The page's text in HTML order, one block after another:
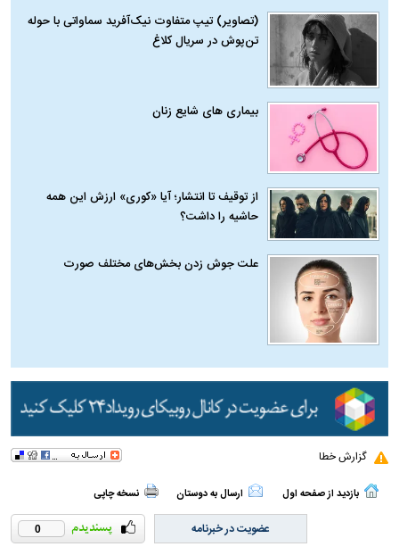
(تصاویر) تیپ متفاوت نیک‌آفرید سماواتی با حوله
تن‌پوش در سریال کلاغ
بیماری‌ های شایع زنان
از توقیف تا انتشار؛ آیا «کوری» ارزش این همه
حاشیه را داشت؟
علت جوش زدن بخش‌های مختلف صورت
گزارش خطا
بازدید از صفحه اول ارسال به دوستان نسخه چاپی
0 عضویت در خبرنامه